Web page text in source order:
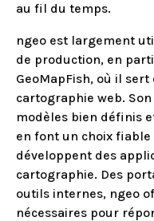
au fil du temps.
ngeo est largement
de production, en
GeoMapFish, où il
cartographie web.
modèles bien définis
en font un choix
développent des
cartographie. Des
outils internes, ngeo
nécessaires pour